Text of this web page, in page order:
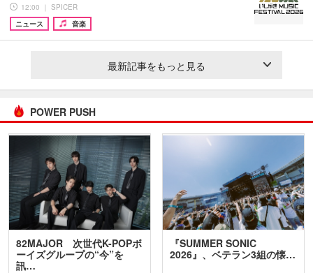
12:00 ｜ SPICER
ニュース
音楽
最新記事をもっと見る
POWER PUSH
82MAJOR 次世代K-POPボ
ーイズグループの“今”を
訊…
『SUMMER SONIC
2026』、ベテラン3組の懐…